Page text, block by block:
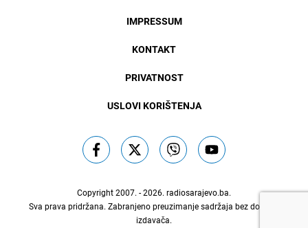
IMPRESSUM
KONTAKT
PRIVATNOST
USLOVI KORIŠTENJA
Copyright 2007. - 2026. radiosarajevo.ba.
Sva prava pridržana. Zabranjeno preuzimanje sadržaja bez dozvole
izdavača.